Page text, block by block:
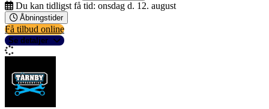
Du kan tidligst få tid: onsdag d. 12. august
Åbningstider
Få tilbud online
Se detaljer